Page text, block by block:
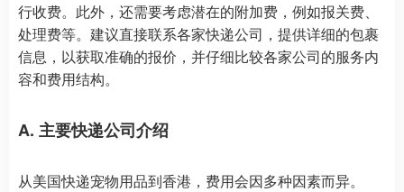
行收费。此外，还需要考虑潜在的附加费，例如报关费、
处理费等。建议直接联系各家快递公司，提供详细的包裹
信息，以获取准确的报价，并仔细比较各家公司的服务内
容和费用结构。
A. 主要快递公司介绍
从美国快递宠物用品到香港，费用会因多种因素而异。